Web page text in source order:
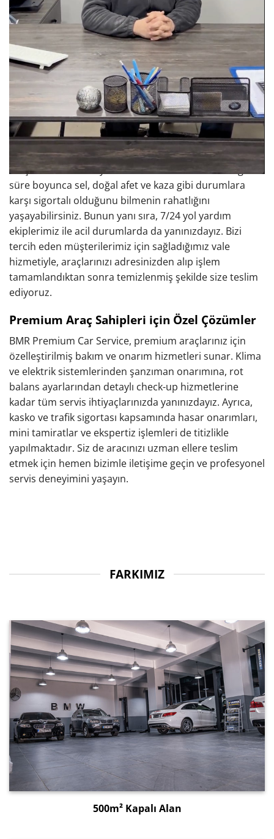
markalar için özel servis hizmetlerimiz, son teknoloji
ekipmanlarımız ve uzman kadromuzla kusursuz bir
şekilde gerçekleştirilmektedir. Araçlarınızın mekanik,
elektrik, elektronik ve kaporta-boya gibi tüm
ihtiyaçlarını, güvenilir bir ortamda, yetkili servis
standartlarında karşılıyoruz.
Sizi ve Araçlarınızı Önemsiyoruz
Müşteri memnuniyeti odaklı hizmet anlayışımızla,
araçlarınızı kendi aracımız gibi benimsiyor ve güvenli
bir şekilde teslim alıyoruz. Aracınızın serviste olduğu
süre boyunca sel, doğal afet ve kaza gibi durumlara
karşı sigortalı olduğunu bilmenin rahatlığını
yaşayabilirsiniz. Bunun yanı sıra, 7/24 yol yardım
ekiplerimiz ile acil durumlarda da yanınızdayız. Bizi
tercih eden müşterilerimiz için sağladığımız vale
hizmetiyle, araçlarınızı adresinizden alıp işlem
tamamlandıktan sonra temizlenmiş şekilde size teslim
ediyoruz.
Premium Araç Sahipleri için Özel Çözümler
BMR Premium Car Service, premium araçlarınız için
özelleştirilmiş bakım ve onarım hizmetleri sunar. Klima
ve elektrik sistemlerinden şanzıman onarımına, rot
balans ayarlarından detaylı check-up hizmetlerine
kadar tüm servis ihtiyaçlarınızda yanınızdayız. Ayrıca,
kasko ve trafik sigortası kapsamında hasar onarımları,
mini tamiratlar ve ekspertiz işlemleri de titizlikle
yapılmaktadır. Siz de aracınızı uzman ellere teslim
etmek için hemen bizimle iletişime geçin ve profesyonel
servis deneyimini yaşayın.
FARKIMIZ
500m² Kapalı Alan